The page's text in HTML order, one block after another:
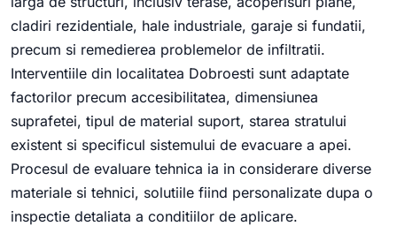
cladiri rezidentiale, hale industriale, garaje si fundatii,
precum si remedierea problemelor de infiltratii.
Interventiile din localitatea Dobroesti sunt adaptate
factorilor precum accesibilitatea, dimensiunea
suprafetei, tipul de material suport, starea stratului
existent si specificul sistemului de evacuare a apei.
Procesul de evaluare tehnica ia in considerare diverse
materiale si tehnici, solutiile fiind personalizate dupa o
inspectie detaliata a conditiilor de aplicare.